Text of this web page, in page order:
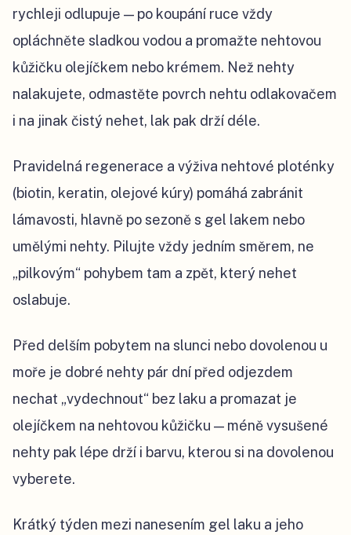
rychleji odlupuje — po koupání ruce vždy
opláchněte sladkou vodou a promažte nehtovou
kůžičku olejíčkem nebo krémem. Než nehty
nalakujete, odmastěte povrch nehtu odlakovačem
i na jinak čistý nehet, lak pak drží déle.
Pravidelná regenerace a výživa nehtové ploténky
(biotin, keratin, olejové kúry) pomáhá zabránit
lámavosti, hlavně po sezoně s gel lakem nebo
umělými nehty. Pilujte vždy jedním směrem, ne
„pilkovým“ pohybem tam a zpět, který nehet
oslabuje.
Před delším pobytem na slunci nebo dovolenou u
moře je dobré nehty pár dní před odjezdem
nechat „vydechnout“ bez laku a promazat je
olejíčkem na nehtovou kůžičku — méně vysušené
nehty pak lépe drží i barvu, kterou si na dovolenou
vyberete.
Krátký týden mezi nanesením gel laku a jeho